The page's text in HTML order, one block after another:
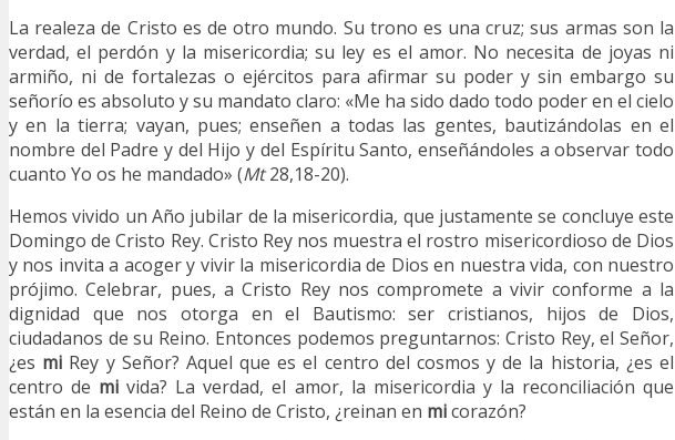
La realeza de Cristo es de otro mundo. Su trono es una cruz; sus armas son la
verdad, el perdón y la misericordia; su ley es el amor. No necesita de joyas ni
armiño, ni de fortalezas o ejércitos para afirmar su poder y sin embargo su
señorío es absoluto y su mandato claro: «Me ha sido dado todo poder en el cielo
y en la tierra; vayan, pues; enseñen a todas las gentes, bautizándolas en el
nombre del Padre y del Hijo y del Espíritu Santo, enseñándoles a observar todo
cuanto Yo os he mandado» (Mt28,18-20).
Hemos vivido un Año jubilar de la misericordia, que justamente se concluye este
Domingo de Cristo Rey. Cristo Rey nos muestra el rostro misericordioso de Dios
y nos invita a acoger y vivir la misericordia de Dios en nuestra vida, con nuestro
prójimo. Celebrar, pues, a Cristo Rey nos compromete a vivir conforme a la
dignidad que nos otorga en el Bautismo: ser cristianos, hijos de Dios,
ciudadanos de su Reino. Entonces podemos preguntarnos: Cristo Rey, el Señor,
¿es mi Rey y Señor? Aquel que es el centro del cosmos y de la historia, ¿es el
centro de mi vida? La verdad, el amor, la misericordia y la reconciliación que
están en la esencia del Reino de Cristo, ¿reinan en micorazón?